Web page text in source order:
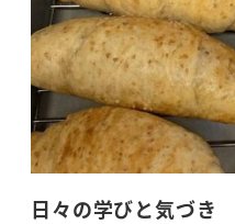
日々の学びと気づき